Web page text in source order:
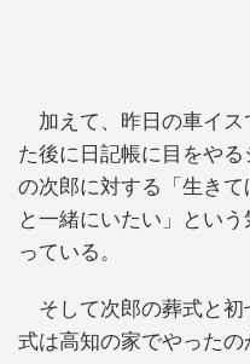
加えて、昨日の車イス
た後に日記帳に目をや
の次郎に対する「生き
と一緒にいたい」とい
っている。
そして次郎の葬式と初
式は高知の家でやった